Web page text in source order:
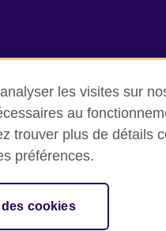
Commentaires et plaintes
les visites sur
au
trouver plus de détails
préférences.
des cookies